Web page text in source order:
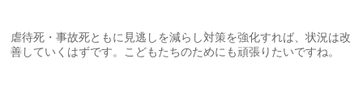
虐待死・事故死ともに見逃しを減らし対策を強化すれば、状況は改
善していくはずです。こどもたちのためにも頑張りたいですね。